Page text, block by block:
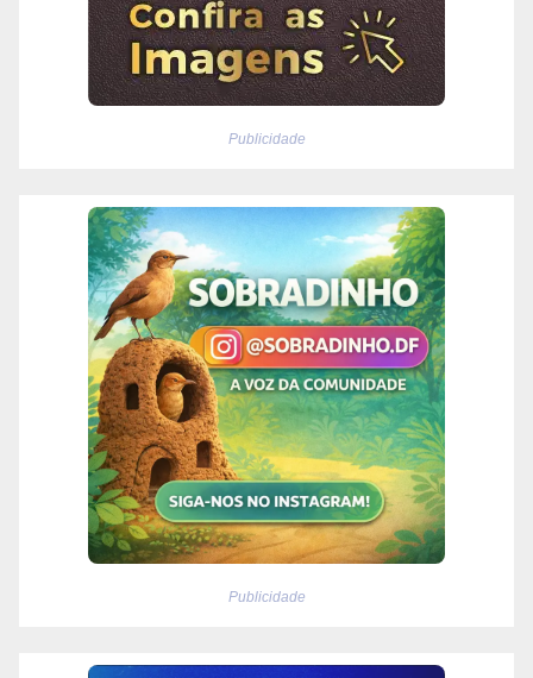
Publicidade
Publicidade